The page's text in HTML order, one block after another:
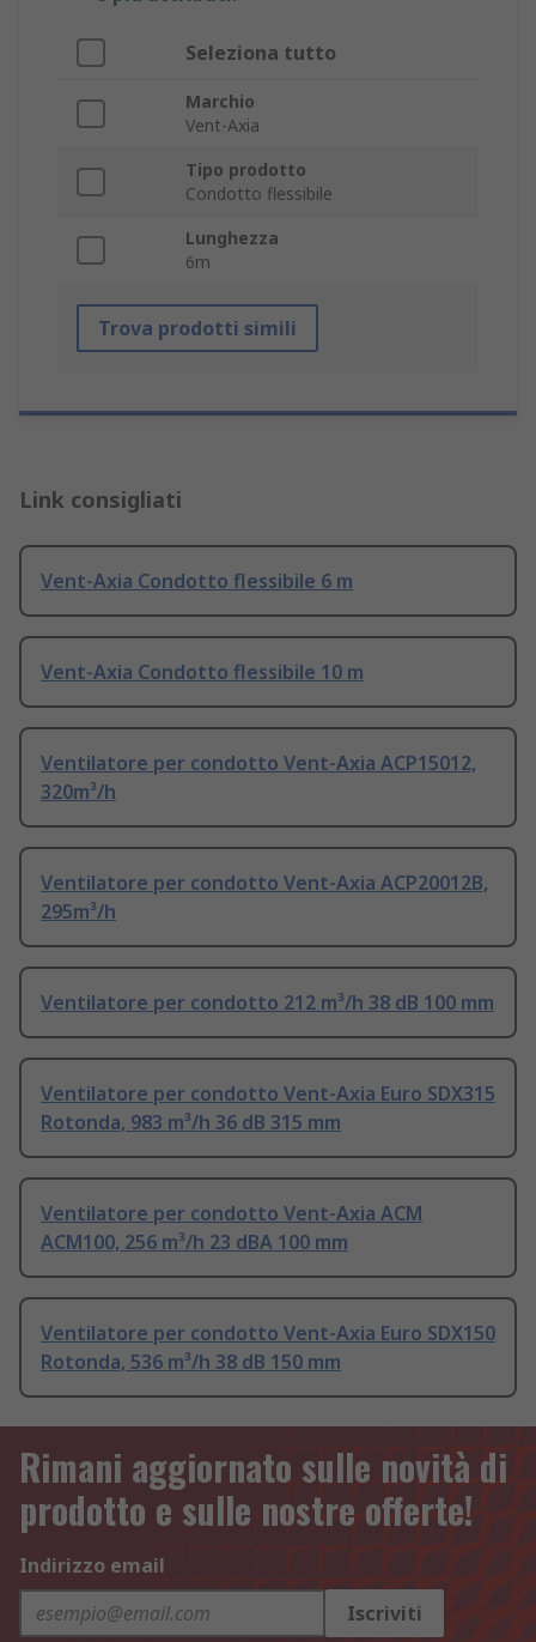
Seleziona tutto
Marchio
Vent-Axia
Tipo prodotto
Condotto flessibile
Lunghezza
6m
Trova prodotti simili
Link consigliati
Vent-Axia Condotto flessibile 6 m
Vent-Axia Condotto flessibile 10 m
Ventilatore per condotto Vent-Axia ACP15012,
320m³/h
Ventilatore per condotto Vent-Axia ACP20012B,
295m³/h
Ventilatore per condotto 212 m³/h 38 dB 100 mm
Ventilatore per condotto Vent-Axia Euro SDX315
Rotonda, 983 m³/h 36 dB 315 mm
Ventilatore per condotto Vent-Axia ACM
ACM100, 256 m³/h 23 dBA 100 mm
Ventilatore per condotto Vent-Axia Euro SDX150
Rotonda, 536 m³/h 38 dB 150 mm
Rimani aggiornato sulle novità di
prodotto e sulle nostre offerte!
Indirizzo email
Iscriviti